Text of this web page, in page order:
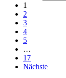
1
2
3
4
5
…
17
Nächste